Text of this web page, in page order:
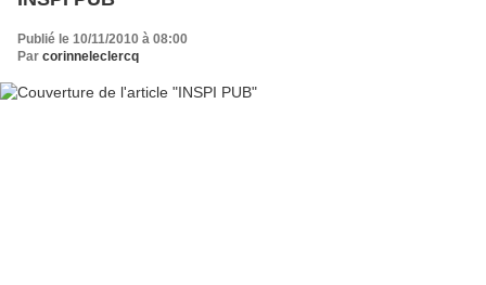
Publié le 10/11/2010 à 08:00
Par corinneleclercq